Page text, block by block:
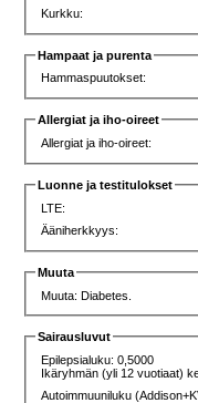
Kurkku:
Hampaat ja purenta
Hammaspuutokset:
Allergiat ja iho-oireet
Allergiat ja iho-oireet:
Luonne ja testitulokset
LTE:
Ääniherkkyys:
Muuta
Muuta: Diabetes.
Sairausluvut
Epilepsialuku: 0,5000
Ikäryhmän (yli 12 vuotiaat)
Autoimmuuniluku